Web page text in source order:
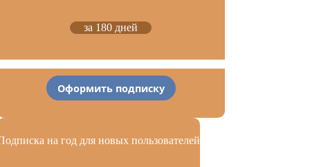
за 180 дней
Оформить подписку
на год для новых пользователей